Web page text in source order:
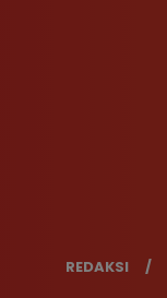
REDAKSI